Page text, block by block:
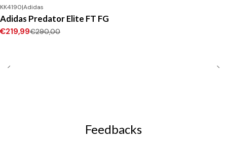
-24%DESCONTO
Novo
KK4190|Adidas
Adidas Predator Elite FT FG
€219,99€290,00
Feedbacks